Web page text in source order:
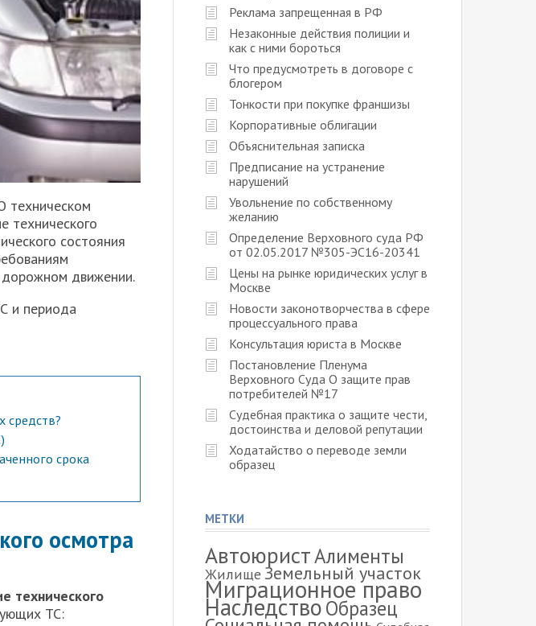
технического
состояния
дорожном движении.
и периода
средств?
срока
осмотра
технического
ТС:
Реклама запрещенная в РФ
Незаконные действия полиции и
как с ними бороться
Что предусмотреть в договоре с
блогером
Тонкости при покупке франшизы
Корпоративные облигации
Объяснительная записка
Предписание на устранение
нарушений
Увольнение по собственному
желанию
Определение Верховного суда РФ
от 02.05.2017 №305-ЭС16-20341
Цены на рынке юридических услуг в
Москве
Новости законотворчества в сфере
процессуального права
Консультация юриста в Москве
Постановление Пленума
Верховного Суда О защите прав
потребителей №17
Судебная практика о защите чести,
достоинства и деловой репутации
Ходатайство о переводе земли
образец
МЕТКИ
АвтоюристАлименты
Жилище Земельный участок
Миграционное право
НаследствоОбразец